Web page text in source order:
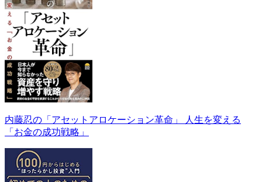
内藤忍の「アセットアロケーション革命」 人生を変える
「お金の成功戦略」